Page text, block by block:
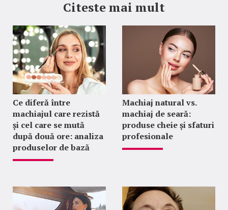
Citeste mai mult
Ce diferă între
machiajul care rezistă
și cel care se mută
după două ore: analiza
produselor de bază
Machiaj natural vs.
machiaj de seară:
produse cheie și sfaturi
profesionale